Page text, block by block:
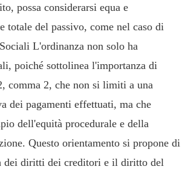
possa considerarsi equa e
totale del passivo, come nel caso di
L'ordinanza non solo ha
poiché sottolinea l'importanza di
comma 2, che non si limiti a una
dei pagamenti effettuati, ma che
dell'equità procedurale e della
Questo orientamento si propone di
dei diritti dei creditori e il diritto del